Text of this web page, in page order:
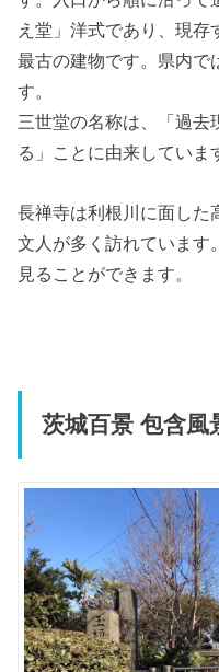
え堂」洋式であり、現
最古の建物です。県内で
す。
三世堂の名称は、「過去
る」ことに由来していま
長禅寺は利根川に面した
文人が多く訪れています
見ることができます。
茨城百景 包含風